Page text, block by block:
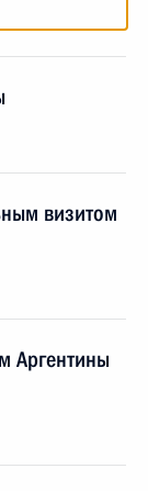
визитом
Аргентины